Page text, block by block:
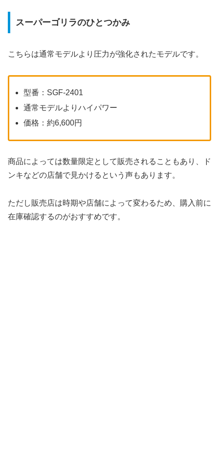
スーパーゴリラのひとつかみ
こちらは通常モデルより圧力が強化されたモデルです。
型番：SGF-2401
通常モデルよりハイパワー
価格：約6,600円
商品によっては数量限定として販売されることもあり、ド
ンキなどの店舗で見かけるという声もあります。
ただし販売店は時期や店舗によって変わるため、購入前に
在庫確認するのがおすすめです。